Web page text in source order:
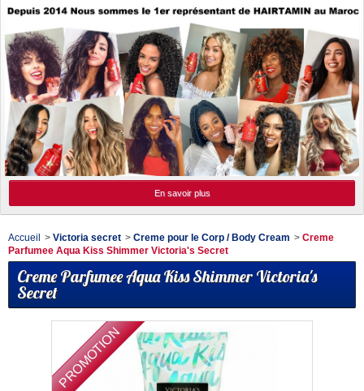
En savoir plus
Accueil > Victoria secret > Creme pour le Corp / Body Cream > Creme
Parfumee Aqua Kiss Shimmer Victoria's Secret
Creme Parfumee Aqua Kiss Shimmer Victoria's
Secret
PROMOTION